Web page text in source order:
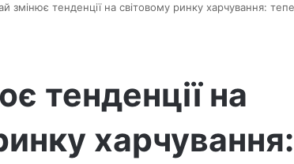
змінює тенденції на світовому ринку харчування:
тенденції на
харчування: